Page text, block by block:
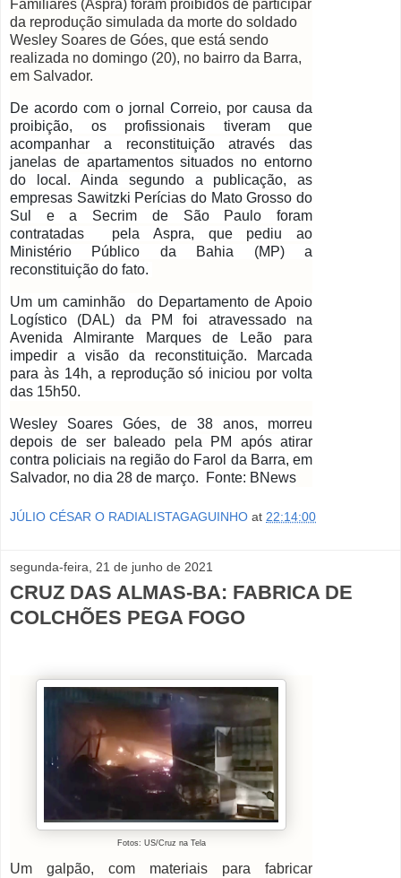
Familiares (Aspra) foram proibidos de participar
da reprodução simulada da morte do soldado
Wesley Soares de Góes, que está sendo
realizada no domingo (20), no bairro da Barra,
em Salvador.
De acordo com o jornal Correio, por causa da
proibição, os profissionais tiveram que
acompanhar a reconstituição através das
janelas de apartamentos situados no entorno
do local.Ainda segundo a publicação, as
empresas Sawitzki Perícias do Mato Grosso do
Sul e a Secrim de São Paulo foram
contratadas pela Aspra, que pediu ao
Ministério Público da Bahia (MP) a
reconstituição do fato.
Um um caminhão do Departamento de Apoio
Logístico (DAL) da PM foi atravessado
na
Avenida Almirante Marques de Leão para
impedir a visão da reconstituição. Marcada
para às 14h, a reprodução só iniciou por volta
das 15h50.
Wesley Soares Góes, de 38 anos, morreu
depois de ser baleado pela PM após atirar
contra policiais na região do Farol da Barra, em
Salvador, no dia 28 de março. Fonte: BNews
JÚLIO CÉSAR O RADIALISTAGAGUINHO at 22:14:00
segunda-feira, 21 de junho de 2021
CRUZ DAS ALMAS-BA: FABRICA DE
COLCHÕES PEGA FOGO
Fotos: US/Cruz na Tela
Um galpão, com materiais para fabricar